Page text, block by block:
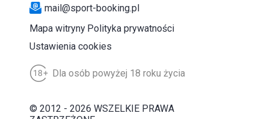
mail@sport-booking.pl
Mapa witryny Polityka prywatności
Ustawienia cookies
Dla osób powyżej 18 roku życia
© 2012 - 2026 WSZELKIE PRAWA